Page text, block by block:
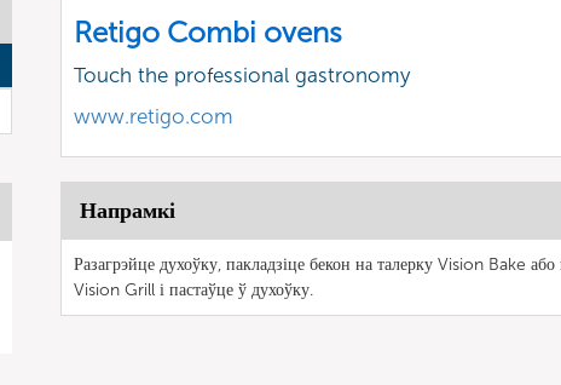
Retigo Combi ovens
Touch the professional gastronomy
www.retigo.com
Напрамкі
Разагрэйце духоўку, пакладзіце бекон на талерку Vision Bake
Vision Grill і пастаўце ў духоўку.